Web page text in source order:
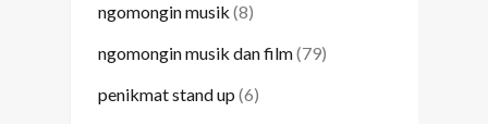
ngomongin musik (8)
ngomongin musik dan film(79)
penikmat stand up (6)